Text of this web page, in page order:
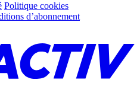
Politique cookies
d’abonnement